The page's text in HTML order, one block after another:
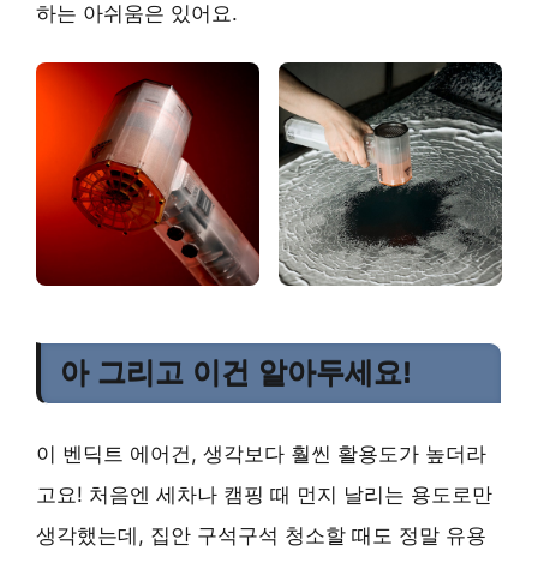
하는 아쉬움은 있어요.
아 그리고 이건 알아두세요!
이 벤딕트 에어건, 생각보다 훨씬 활용도가 높더라
고요! 처음엔 세차나 캠핑 때 먼지 날리는 용도로만
생각했는데, 집안 구석구석 청소할 때도 정말 유용